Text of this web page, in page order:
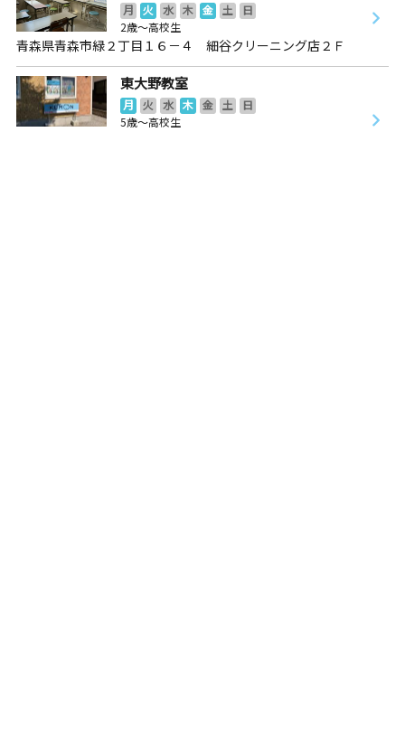
月 火 水 木 金 土
日
2歳～高校生
青森県青森市緑２丁目１６－４ 細谷クリーニング店２Ｆ
東大野教室
月 火 水 木 金 土
日
5歳～高校生